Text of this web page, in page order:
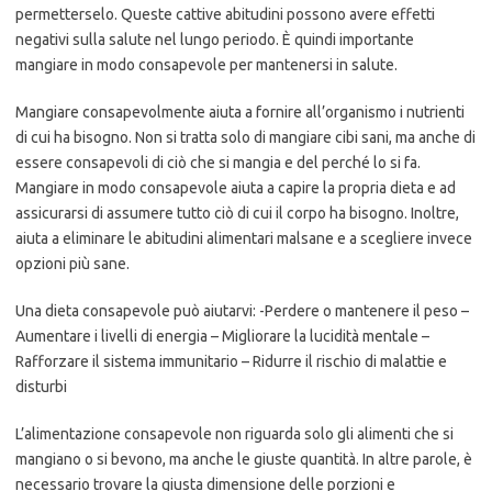
permetterselo. Queste cattive abitudini possono avere effetti
negativi sulla salute nel lungo periodo. È quindi importante
mangiare in modo consapevole per mantenersi in salute.
Mangiare consapevolmente aiuta a fornire all’organismo i nutrienti
di cui ha bisogno. Non si tratta solo di mangiare cibi sani, ma anche di
essere consapevoli di ciò che si mangia e del perché lo si fa.
Mangiare in modo consapevole aiuta a capire la propria dieta e ad
assicurarsi di assumere tutto ciò di cui il corpo ha bisogno. Inoltre,
aiuta a eliminare le abitudini alimentari malsane e a scegliere invece
opzioni più sane.
Una dieta consapevole può aiutarvi: -Perdere o mantenere il peso –
Aumentare i livelli di energia – Migliorare la lucidità mentale –
Rafforzare il sistema immunitario – Ridurre il rischio di malattie e
disturbi
L’alimentazione consapevole non riguarda solo gli alimenti che si
mangiano o si bevono, ma anche le giuste quantità. In altre parole, è
necessario trovare la giusta dimensione delle porzioni e